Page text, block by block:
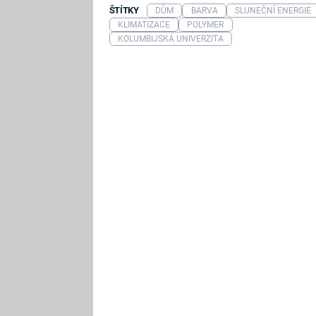
ŠTÍTKY DŮM BARVA
SLUNEČNÍ ENERGIE
KLIMATIZACE
POLYMER
KOLUMBIJSKÁ UNIVERZITA